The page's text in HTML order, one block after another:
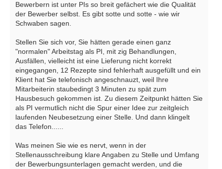
Bewerbern ist unter PIs so breit gefächert wie die Qualität
der Bewerber selbst. Es gibt sotte und sotte - wie wir
Schwaben sagen.
Stellen Sie sich vor, Sie hätten gerade einen ganz
"normalen" Arbeitstag als PI, mit zig Behandlungen,
Ausfällen, vielleicht ist eine Lieferung nicht korrekt
eingegangen, 12 Rezepte sind fehlerhaft ausgefüllt und ein
Klient hat Sie telefonisch angeschnauzt, weil Ihre
Mitarbeiterin staubedingt 3 Minuten zu spät zum
Hausbesuch gekommen ist. Zu diesem Zeitpunkt hätten Sie
als PI vermutlich nicht die Spur einer Idee zur zeitgleich
laufenden Neubesetzung einer Stelle. Und dann klingelt
das Telefon......
Was meinen Sie wie es nervt, wenn in der
Stellenausschreibung klare Angaben zu Stelle und Umfang
der Bewerbungsunterlagen gemacht werden, und die